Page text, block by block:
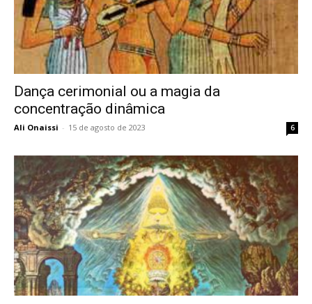
Dança cerimonial ou a magia da
concentração dinâmica
Ali Onaissi - 15 de agosto de 2023 6